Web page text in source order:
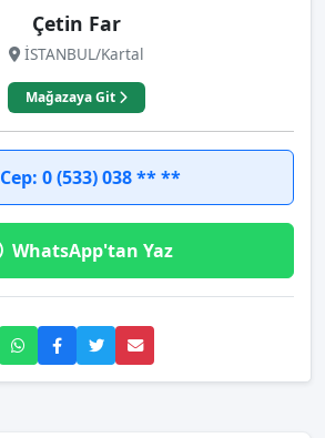
Çetin Far
İSTANBUL/Kartal
Mağazaya Git
Cep: 0 (533) 038 ** **
WhatsApp'tan Yaz